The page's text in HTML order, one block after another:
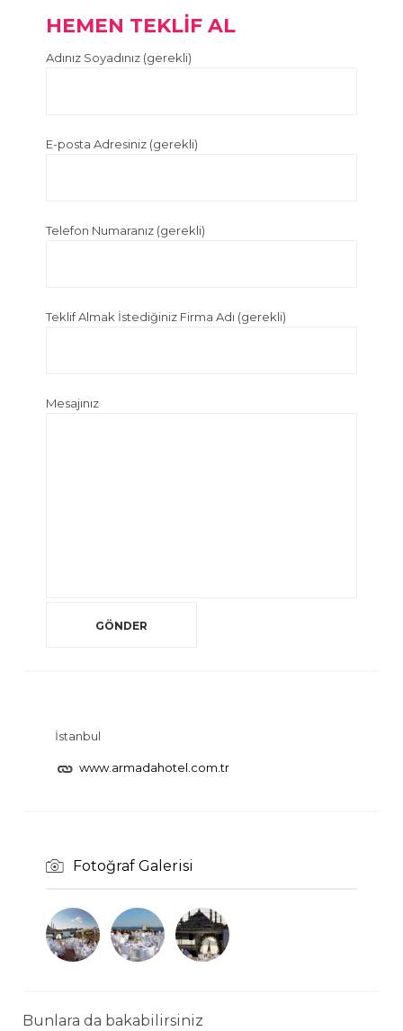
HEMEN TEKLİF AL
Adınız Soyadınız (gerekli)
E-posta Adresiniz (gerekli)
Telefon Numaranız (gerekli)
Teklif Almak İstediğiniz Firma Adı (gerekli)
Mesajınız
İstanbul
www.armadahotel.com.tr
Fotoğraf Galerisi
Bunlara da bakabilirsiniz